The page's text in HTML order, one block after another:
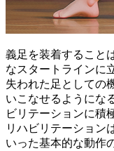
義足を装着すること
なスタートラインに
失われた足としての
いこなせるようにな
ビリテーションに積
リハビリテーション
いった基本的な動作